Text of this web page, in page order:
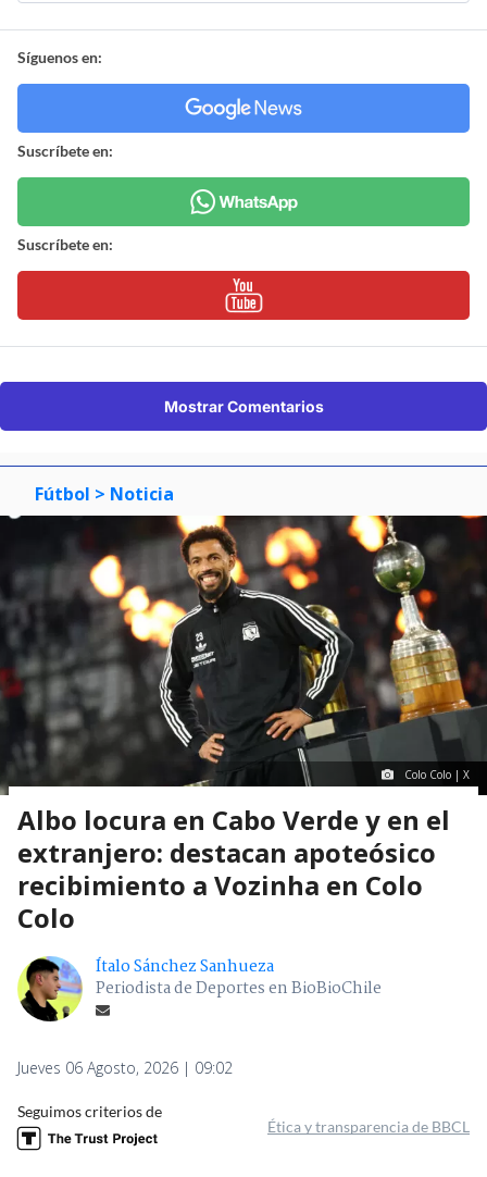
Síguenos en:
Suscríbete en:
Suscríbete en:
Mostrar Comentarios
Fútbol > Noticia
Colo Colo | X
Albo locura en Cabo Verde y en el
extranjero: destacan apoteósico
recibimiento a Vozinha en Colo
Colo
Ítalo Sánchez Sanhueza
Periodista de Deportes en BioBioChile
Jueves 06 Agosto, 2026 | 09:02
Seguimos criterios de
Ética y transparencia de BBCL